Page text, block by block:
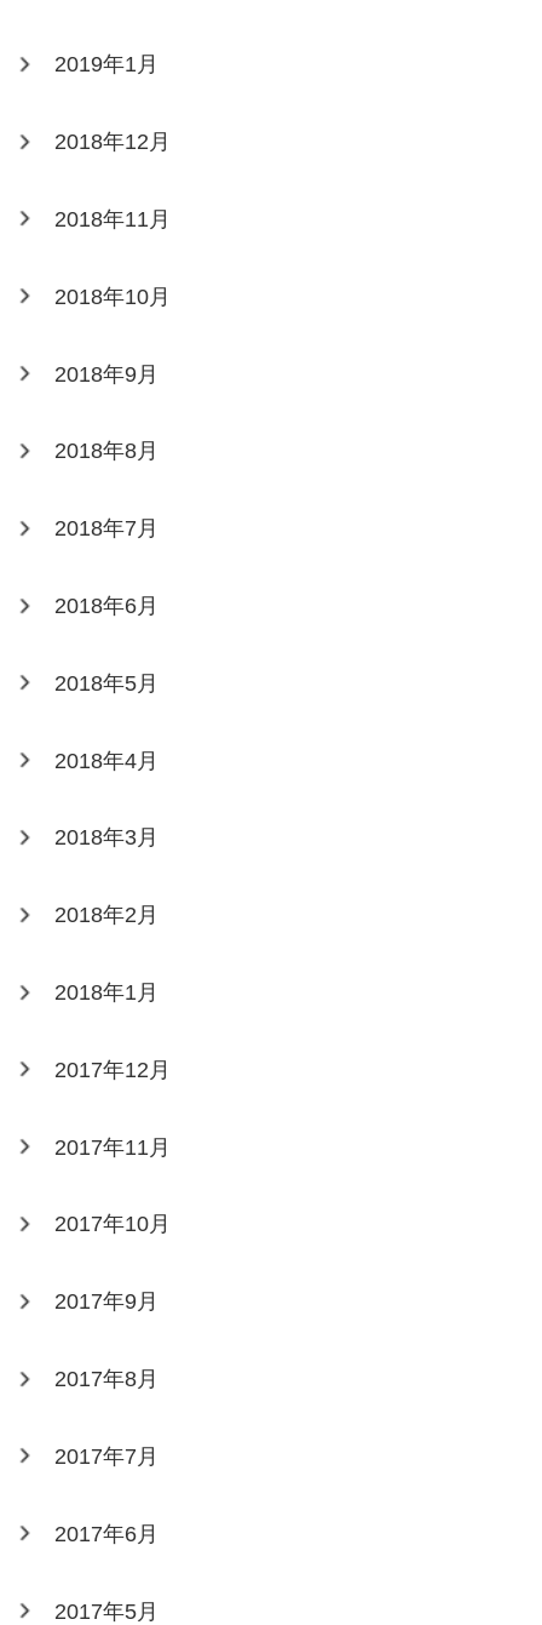
2019年1月
2018年12月
2018年11月
2018年10月
2018年9月
2018年8月
2018年7月
2018年6月
2018年5月
2018年4月
2018年3月
2018年2月
2018年1月
2017年12月
2017年11月
2017年10月
2017年9月
2017年8月
2017年7月
2017年6月
2017年5月